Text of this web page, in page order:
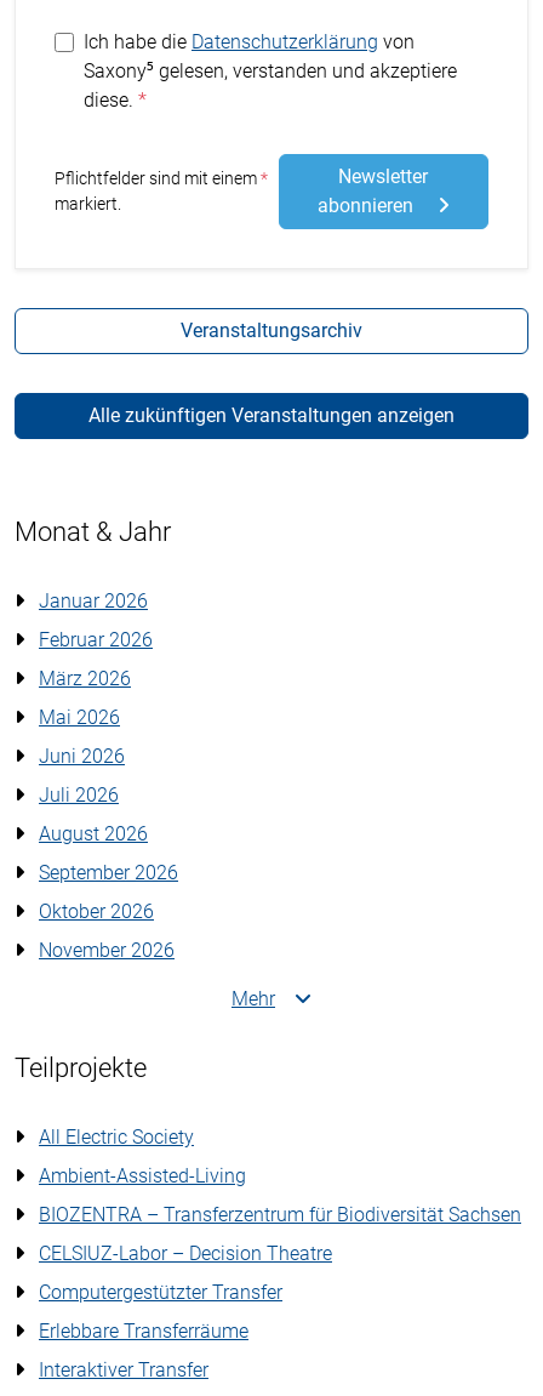
Ich habe die Datenschutzerklärung von
Saxony⁵ gelesen, verstanden und akzeptiere
diese.
Pflichtfelder sind mit einem Stern
markiert.
Newsletter
abonnieren
Veranstaltungsarchiv
Alle zukünftigen Veranstaltungen anzeigen
Monat & Jahr
Januar 2026
Februar 2026
März 2026
Mai 2026
Juni 2026
Juli 2026
August 2026
September 2026
Oktober 2026
November 2026
Mehr
Teilprojekte
All Electric Society
Ambient-Assisted-Living
BIOZENTRA – Transferzentrum für Biodiversität Sachsen
CELSIUZ-Labor – Decision Theatre
Computergestützter Transfer
Erlebbare Transferräume
Interaktiver Transfer